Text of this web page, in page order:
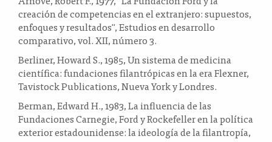
creación de competencias en el extranjero: supuestos,
enfoques y resultados", Estudios en desarrollo
comparativo, vol. XII, número 3.
Berliner, Howard S., 1985, Un sistema de medicina
científica: fundaciones filantrópicas en la era Flexner,
Tavistock Publications, Nueva York y Londres.
Berman, Edward H., 1983, La influencia de las
Fundaciones Carnegie, Ford y Rockefeller en la política
exterior estadounidense: la ideología de la filantropía,